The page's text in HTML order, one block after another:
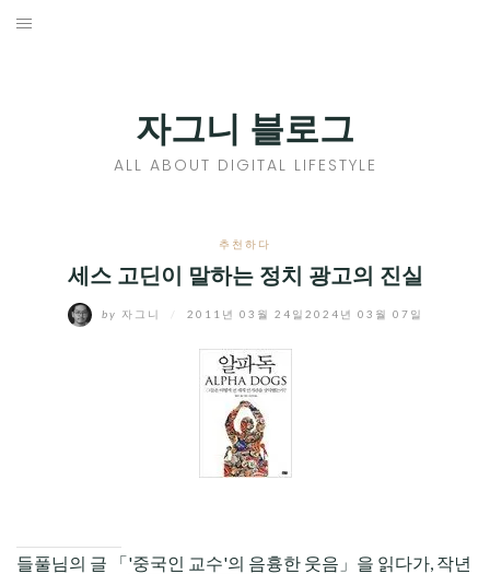
Skip
자그니 블로그
ALL ABOUT DIGITAL LIFESTYLE
추천하다
세스 고딘이 말하는 정치 광고의 진실
by 자그니 2011년 03월 24일 2024년 03월 07일
들풀님의 글 「'중국인 교수'의 음흉한 웃음 」을 읽다가, 작년
CHILD
MENU
디지털트렌드
디지털라이프